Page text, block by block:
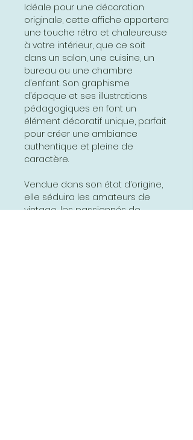
Idéale pour une décoration
originale, cette affiche apportera
une touche rétro et chaleureuse
à votre intérieur, que ce soit
dans un salon, une cuisine, un
bureau ou une chambre
d’enfant. Son graphisme
d’époque et ses illustrations
pédagogiques en font un
élément décoratif unique, parfait
pour créer une ambiance
authentique et pleine de
caractère.
Vendue dans son état d’origine,
elle séduira les amateurs de
vintage, les passionnés de